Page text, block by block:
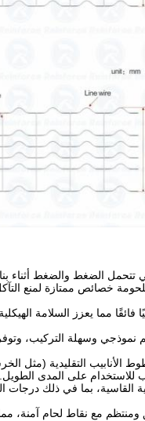
خصائص ممتازة
فائقًا مما يعزز السلامة
وسهلة التركيب، وتوفر
الأنابيب التقليدية
للاستخدام على المدى الطويل.
القاسية، بما في ذلك